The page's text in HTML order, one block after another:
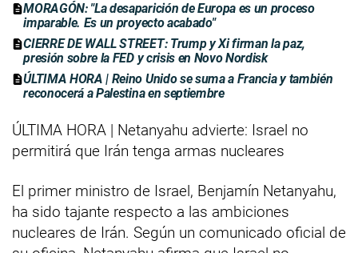
MORAGÓN: "La desaparición de Europa es un proceso
imparable. Es un proyecto acabado"
CIERRE DE WALL STREET: Trump y Xi firman la paz,
presión sobre la FED y crisis en Novo Nordisk
ÚLTIMA HORA | Reino Unido se suma a Francia y también
reconocerá a Palestina en septiembre
ÚLTIMA HORA | Netanyahu advierte: Israel no
permitirá que Irán tenga armas nucleares
El primer ministro de Israel, Benjamín Netanyahu,
ha sido tajante respecto a las ambiciones
nucleares de Irán. Según un comunicado oficial de